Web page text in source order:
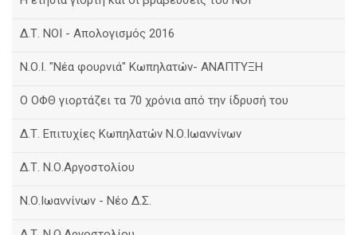
Δ.Τ. ΝΟΙ - Απολογισμός 2016
Ν.Ο.Ι. "Νέα φουρνιά" Κωπηλατών- ΑΝΑΠΤΥΞΗ
Ο ΟΦΘ γιορτάζει τα 70 χρόνια από την ίδρυσή του
Δ.Τ. Επιτυχίες Κωπηλατών Ν.Ο.Ιωαννίνων
Δ.Τ. Ν.Ο.Αργοστολίου
Ν.Ο.Ιωαννίνων - Νέο Δ.Σ.